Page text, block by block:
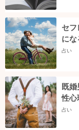
セ
に
占い
既
性
占い